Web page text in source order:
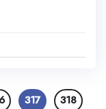
317
318